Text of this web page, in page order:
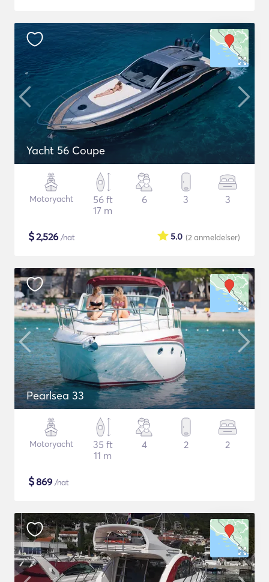
Yacht 56 Coupe
Motoryacht
56 ft
17 m
6 3 3
$2,526 /nat (2 anmeldelser)
5.0
Pearlsea 33
Motoryacht
35 ft
11 m
4 2 2
$869 /nat